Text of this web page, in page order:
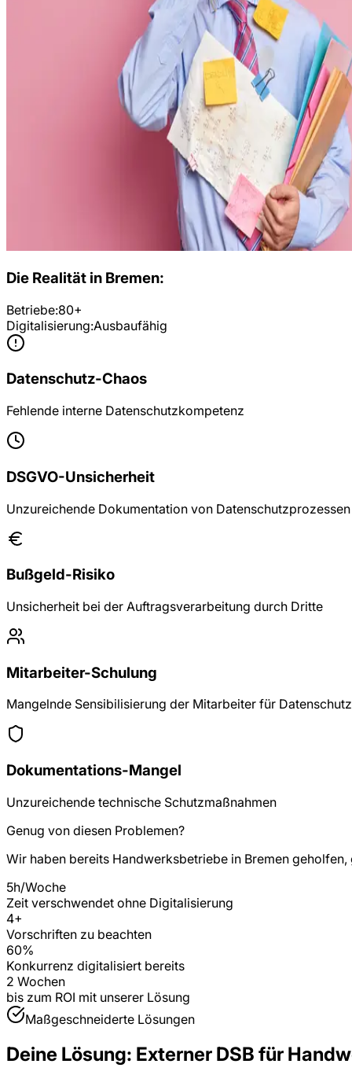
Die Realität in Bremen:
Betriebe:80+
Digitalisierung:Ausbaufähig
Datenschutz-Chaos
Fehlende interne Datenschutzkompetenz
DSGVO-Unsicherheit
Unzureichende Dokumentation von Datenschutzprozessen
Bußgeld-Risiko
Unsicherheit bei der Auftragsverarbeitung durch Dritte
Mitarbeiter-Schulung
Mangelnde Sensibilisierung der Mitarbeiter für Datenschutz
Dokumentations-Mangel
Unzureichende technische Schutzmaßnahmen
Genug von diesen Problemen?
Wir haben bereits Handwerksbetriebe in Bremen geholfen,
5h/Woche
Zeit verschwendet ohne Digitalisierung
4+
Vorschriften zu beachten
60%
Konkurrenz digitalisiert bereits
2 Wochen
bis zum ROI mit unserer Lösung
Maßgeschneiderte Lösungen
Deine Lösung: Externer DSB für